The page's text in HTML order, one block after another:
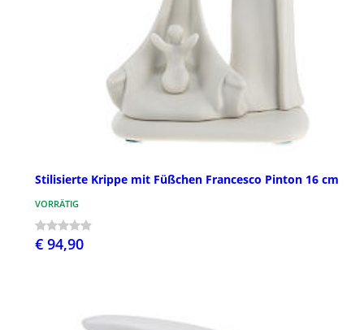
Stilisierte Krippe mit Füßchen Francesco Pinton 16 cm
VORRÄTIG
€ 94,90